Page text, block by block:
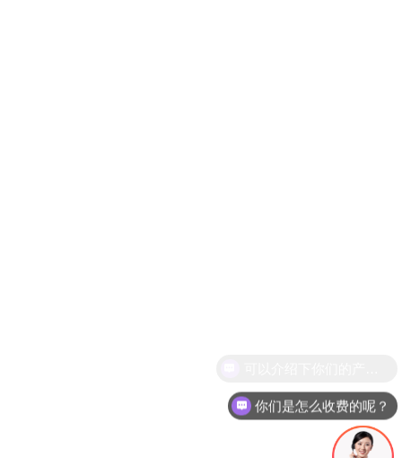
你们是怎么收费的呢？